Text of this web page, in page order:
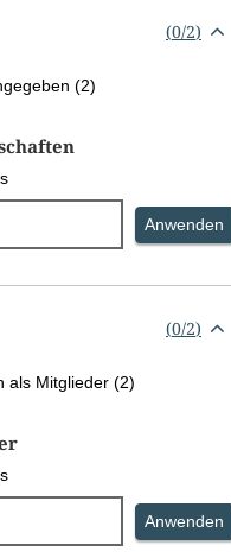
(0/2)
(2)
Anwenden
(0/2)
als Mitglieder (2)
Anwenden